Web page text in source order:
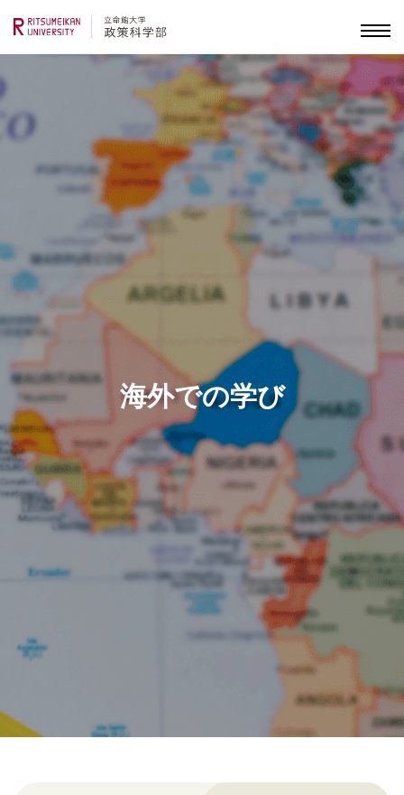
海外での学び